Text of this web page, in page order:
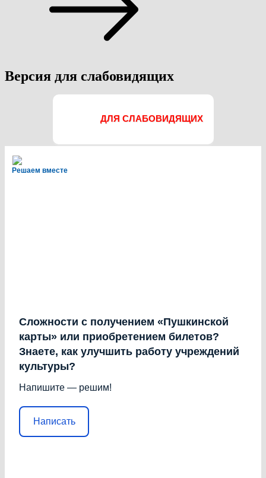
Версия для слабовидящих
ДЛЯ СЛАБОВИДЯЩИХ
Решаем вместе
Сложности с получением «Пушкинской
карты» или приобретением билетов?
Знаете, как улучшить работу учреждений
культуры?
Напишите — решим!
Написать